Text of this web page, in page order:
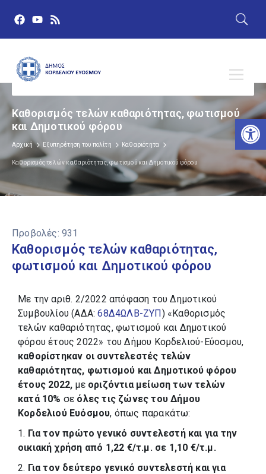
Καθορισμός τελών καθαριότητας, φωτισμού
και Δημοτικού φόρου
Αρχική Εξυπηρέτηση του πολίτη Καθαριότητα
Καθορισμός τελών καθαριότητας, φωτισμού και Δημοτικού φόρου
Προβολές: 931
Καθορισμός τελών καθαριότητας,
φωτισμού και Δημοτικού φόρου
Με την αριθ. 2/2022 απόφαση του Δημοτικού
Συμβουλίου (ΑΔΑ:68Δ4ΩΛΒ-ΖΥΠ) «Καθορισμός
τελών καθαριότητας, φωτισμού και Δημοτικού
φόρου έτους 2022» του Δήμου Κορδελιού-Εύοσμου,
καθορίστηκαν οι συντελεστές τελών
καθαριότητας, φωτισμού και Δημοτικού φόρου
έτους 2022, με οριζόντια μείωση των τελών
κατά 10% σε όλες τις ζώνες του Δήμου
Κορδελιού Ευόσμου, όπως παρακάτω:
1. Για τον πρώτο γενικό συντελεστή και για την
οικιακή χρήση από 1,22 €/τ.μ. σε 1,10 €/τ.μ.
2. Για τον δεύτερο γενικό συντελεστή και για